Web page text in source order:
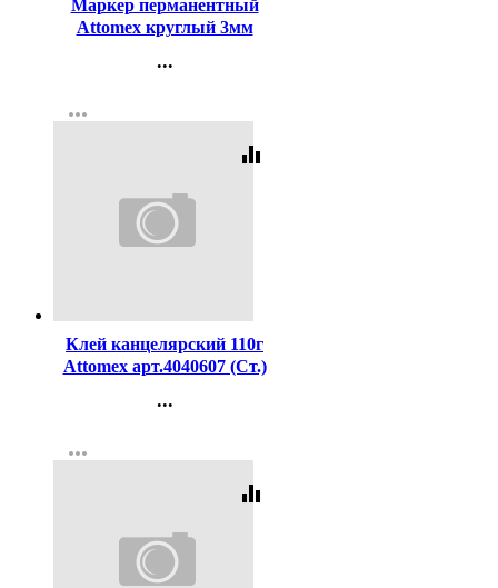
Маркер перманентный
Attomex круглый 3мм
...
Регистрация
more_horiz
equalizer
Клей канцелярский 110г
Attomex арт.4040607 (Ст.)
...
Регистрация
more_horiz
equalizer